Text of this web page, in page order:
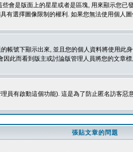
會是版面上的星星或者是區塊, 用來顯示您
選擇圖像限制的權利. 如果您無法使用個
號下顯示出來, 並且您的個人資料將使用
此而看到版主或討論版管理人員將您的文章
員有啟動這個功能). 這是為了防止匿名訪客惡
張貼文章的問題